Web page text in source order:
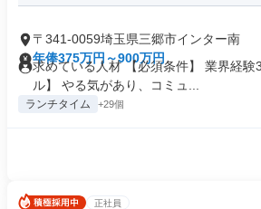
〒341-0059埼玉県三郷市インター南
年俸375万円～900万円
求めている人材 【必須条件】 業界経験
ル】 やる気があり、コミュ...
ランチタイム +29個
正社員